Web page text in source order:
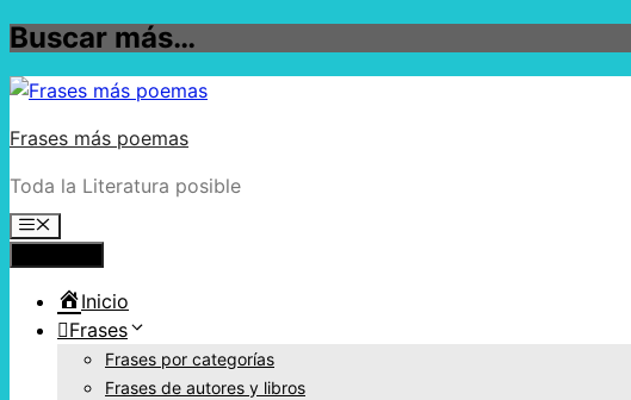
Buscar más…
Frases más poemas
Toda la Literatura posible
Inicio
Frases
Frases por categorías
Frases de autores y libros